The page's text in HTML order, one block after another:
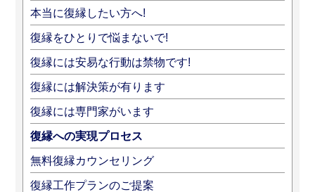
本当に復縁したい方へ!
復縁をひとりで悩まないで!
復縁には安易な行動は禁物です!
復縁には解決策が有ります
復縁には専門家がいます
復縁への実現プロセス
無料復縁カウンセリング
復縁工作プランのご提案